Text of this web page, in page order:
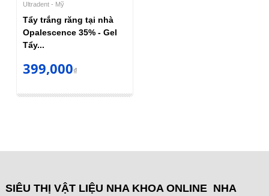
Ultradent - Mỹ
Tẩy trắng răng tại nhà
Opalescence 35% - Gel
Tẩy...
399,000₫
SIÊU THỊ VẬT LIỆU NHA KHOA ONLINE NHA